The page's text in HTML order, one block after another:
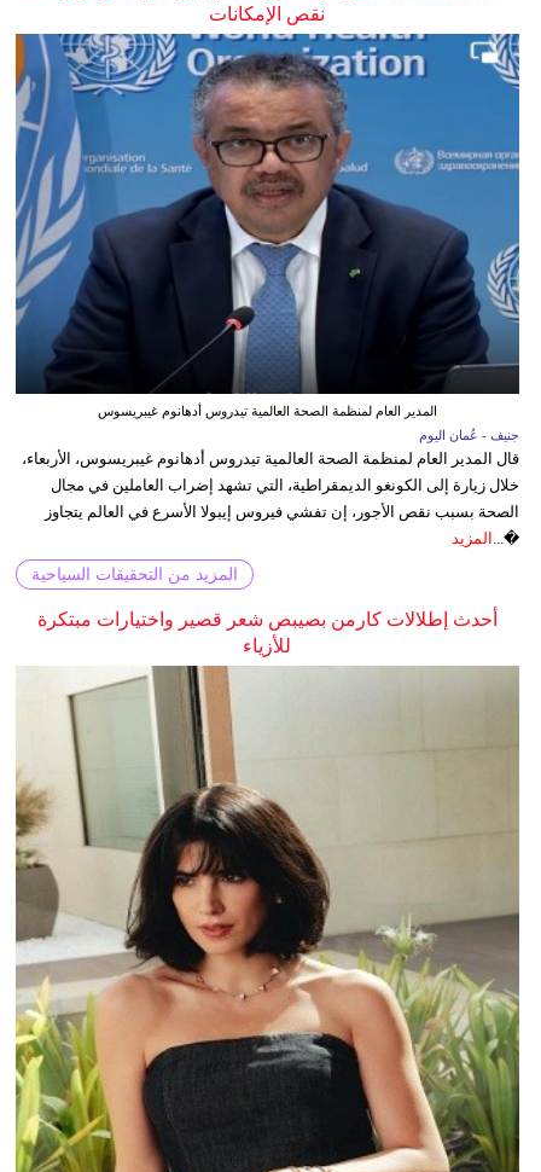
نقص الإمكانات
المدير العام لمنظمة الصحة العالمية تيدروس أدهانوم غيبريسوس
جنيف - عُمان اليوم
قال المدير العام لمنظمة الصحة العالمية تيدروس أدهانوم غيبريسوس، الأربعاء،
خلال زيارة إلى الكونغو الديمقراطية، التي تشهد إضراب العاملين في مجال
الصحة بسبب نقص الأجور، إن تفشي فيروس إيبولا الأسرع في العالم يتجاوز
�...
المزيد
المزيد من التحقيقات السياحية
أحدث إطلالات كارمن بصيبص شعر قصير واختيارات مبتكرة
للأزياء